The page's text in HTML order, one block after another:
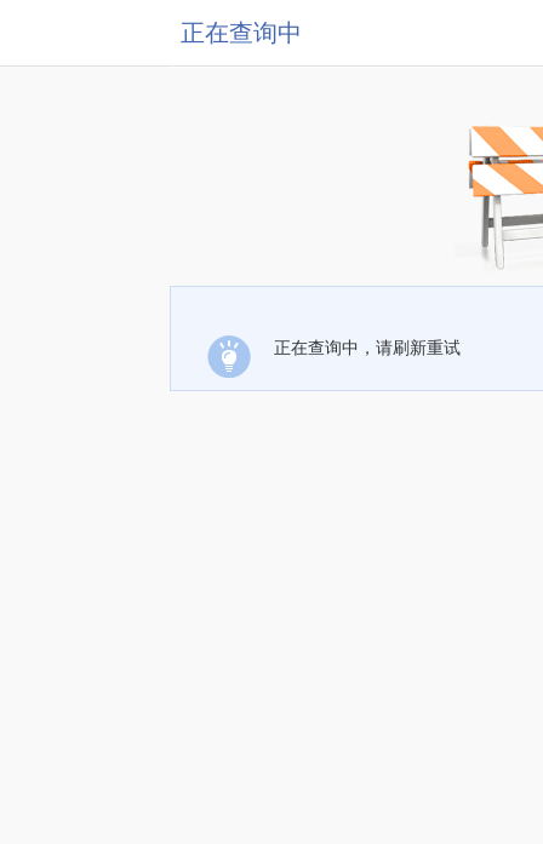
正在查询中
正在查询中，请刷新重试